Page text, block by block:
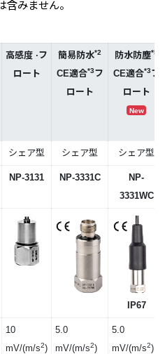
含みません。
高感度 ·フ
ロート
簡易防水*2
CE適合*3フ
ロート
防水防塵*5
CE適合*3フ
ロート
New
シェア型 シェア型 シェア型
NP-3131 NP-3331C
NP-
3331WC
IP67
10
mV/(m/s2)
5.0
mV/(m/s2)
5.0
mV/(m/s2)